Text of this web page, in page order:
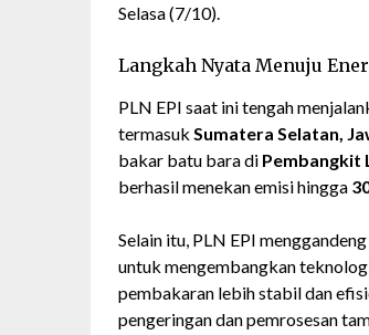
Selasa (7/10).
Langkah Nyata Menuju
PLN EPI saat ini tengah
termasuk Sumatera Selatan,
bakar batu bara di Pembangkit
berhasil menekan emisi hingga
Selain itu, PLN EPI menggandeng
untuk mengembangkan
pembakaran lebih stabil dan
pengeringan dan pemrosesan